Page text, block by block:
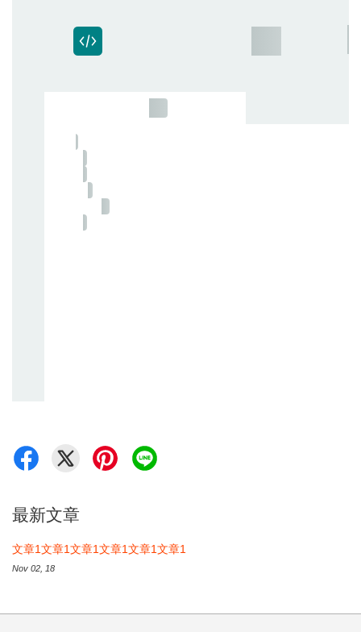
最新文章
文章1文章1文章1文章1文章1文章1
Nov 02, 18